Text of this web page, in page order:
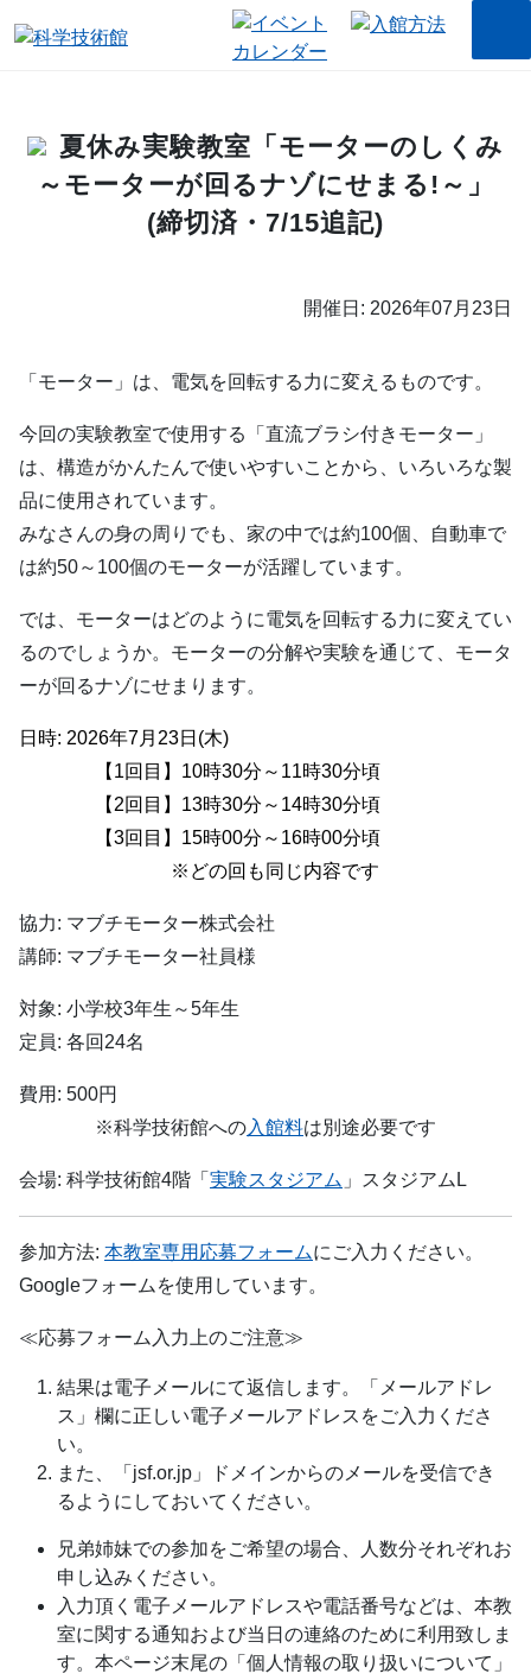
夏休み実験教室「モーターのしくみ
～モーターが回るナゾにせまる!～」
(締切済・7/15追記)
開催日: 2026年07月23日
「モーター」は、電気を回転する力に変えるものです。
今回の実験教室で使用する「直流ブラシ付きモーター」
は、構造がかんたんで使いやすいことから、いろいろな製
品に使用されています。
みなさんの身の周りでも、家の中では約100個、自動車で
は約50～100個のモーターが活躍しています。
では、モーターはどのように電気を回転する力に変えてい
るのでしょうか。モーターの分解や実験を通じて、モータ
ーが回るナゾにせまります。
日時: 2026年7月23日(木)
【1回目】10時30分～11時30分頃
【2回目】13時30分～14時30分頃
【3回目】15時00分～16時00分頃
※どの回も同じ内容です
協力: マブチモーター株式会社
講師: マブチモーター社員様
対象: 小学校3年生～5年生
定員: 各回24名
費用: 500円
※科学技術館への入館料は別途必要です
会場: 科学技術館4階「 実験スタジアム 」スタジアムL
参加方法: 本教室専用応募フォームにご入力ください。
Googleフォームを使用しています。
≪応募フォーム入力上のご注意≫
結果は電子メールにて返信します。「メールアドレ
ス」欄に正しい電子メールアドレスをご入力くださ
い。
また、「jsf.or.jp」ドメインからのメールを受信でき
るようにしておいてください。
兄弟姉妹での参加をご希望の場合、人数分それぞれお
申し込みください。
入力頂く電子メールアドレスや電話番号などは、本教
室に関する通知および当日の連絡のために利用致しま
す。本ページ末尾の「個人情報の取り扱いについて」